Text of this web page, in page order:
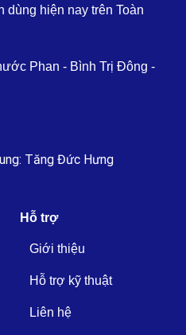
hiện nay trên Toàn
Phan - Bình Trị Đông -
Tăng Đức Hưng
Hỗ trợ
Giới thiệu
Hỗ trợ kỹ thuật
Liên hệ